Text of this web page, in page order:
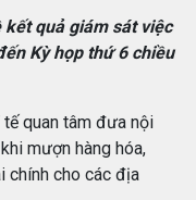
quả giám sát việc
Kỳ họp thứ 6 chiều
quan tâm đưa nội
mượn hàng hóa,
chính cho các địa